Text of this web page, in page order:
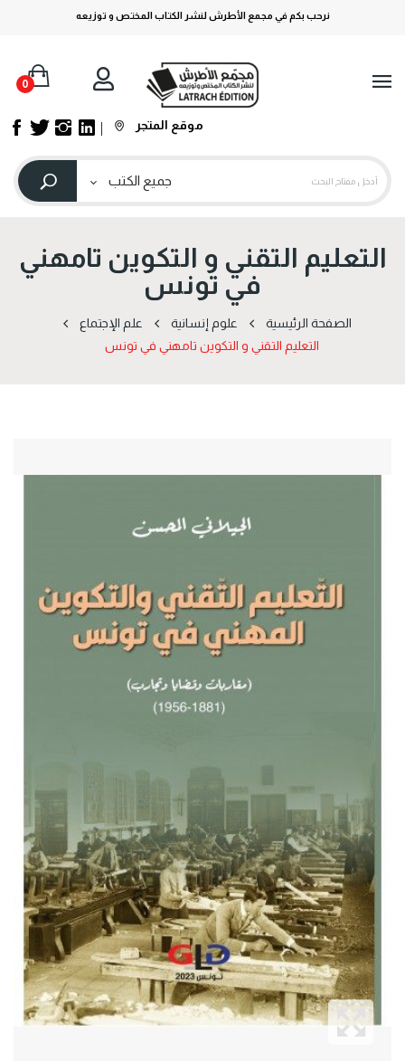
نرحب بكم في مجمع الأطرش لنشر الكتاب المختص و توزيعه
0
موقع المتجر
التعليم التقني و التكوين تامهني
في تونس
الصفحة الرئيسية علوم إنسانية
علم الإجتماع
التعليم التقني و التكوين تامهني في تونس